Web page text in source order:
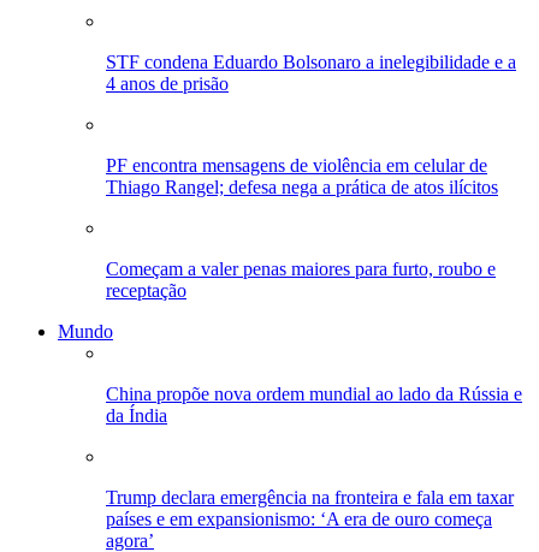
STF condena Eduardo Bolsonaro a inelegibilidade e a
4 anos de prisão
PF encontra mensagens de violência em celular de
Thiago Rangel; defesa nega a prática de atos ilícitos
Começam a valer penas maiores para furto, roubo e
receptação
Mundo
China propõe nova ordem mundial ao lado da Rússia e
da Índia
Trump declara emergência na fronteira e fala em taxar
países e em expansionismo: ‘A era de ouro começa
agora’